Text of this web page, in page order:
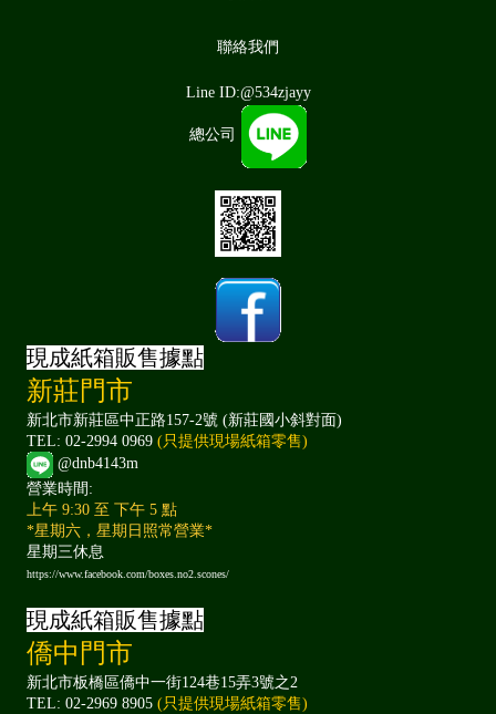
聯絡我們
Line ID:@534zjayy
總公司
現成紙箱販售據點
新莊門市
新北市新莊區中正路157-2號 (新莊國小斜對面)
TEL: 02-2994 0969 (只提供現場紙箱零售)
@dnb4143m
營業時間:
上午 9:30 至 下午 5 點
*星期六，星期日照常營業*
星期三休息
https://www.facebook.com/boxes.no2.scones/
現成紙箱販售據點
僑中門市
新北市板橋區僑中一街124巷15弄3號之2
TEL: 02-2969 8905 (只提供現場紙箱零售)